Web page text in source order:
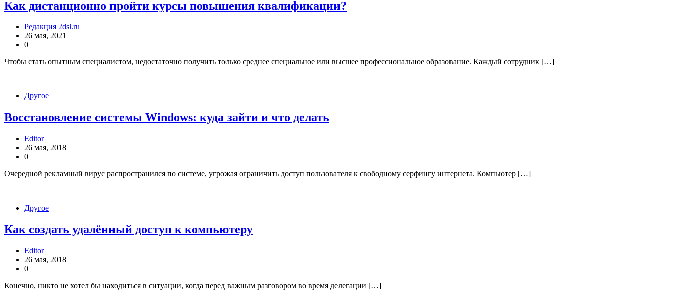
Как дистанционно пройти курсы повышения квалификации?
Редакция 2dsl.ru
26 мая, 2021
0
Чтобы стать опытным специалистом, недостаточно получить только среднее специальное или высшее профессиональное образование. Каждый сотрудник […]
Другое
Восстановление системы Windows: куда зайти и что делать
Editor
26 мая, 2018
0
Очередной рекламный вирус распространился по системе, угрожая ограничить доступ пользователя к свободному серфингу интернета. Компьютер […]
Другое
Как создать удалённый доступ к компьютеру
Editor
26 мая, 2018
0
Конечно, никто не хотел бы находиться в ситуации, когда перед важным разговором во время делегации […]